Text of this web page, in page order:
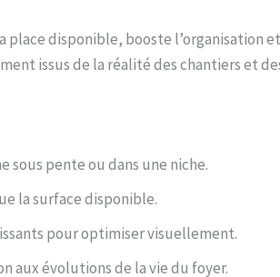
place disponible, booste l’organisation
issus de la réalité des chantiers et
sous pente ou dans une niche.
la surface disponible.
pour optimiser visuellement.
aux évolutions de la vie du foyer.